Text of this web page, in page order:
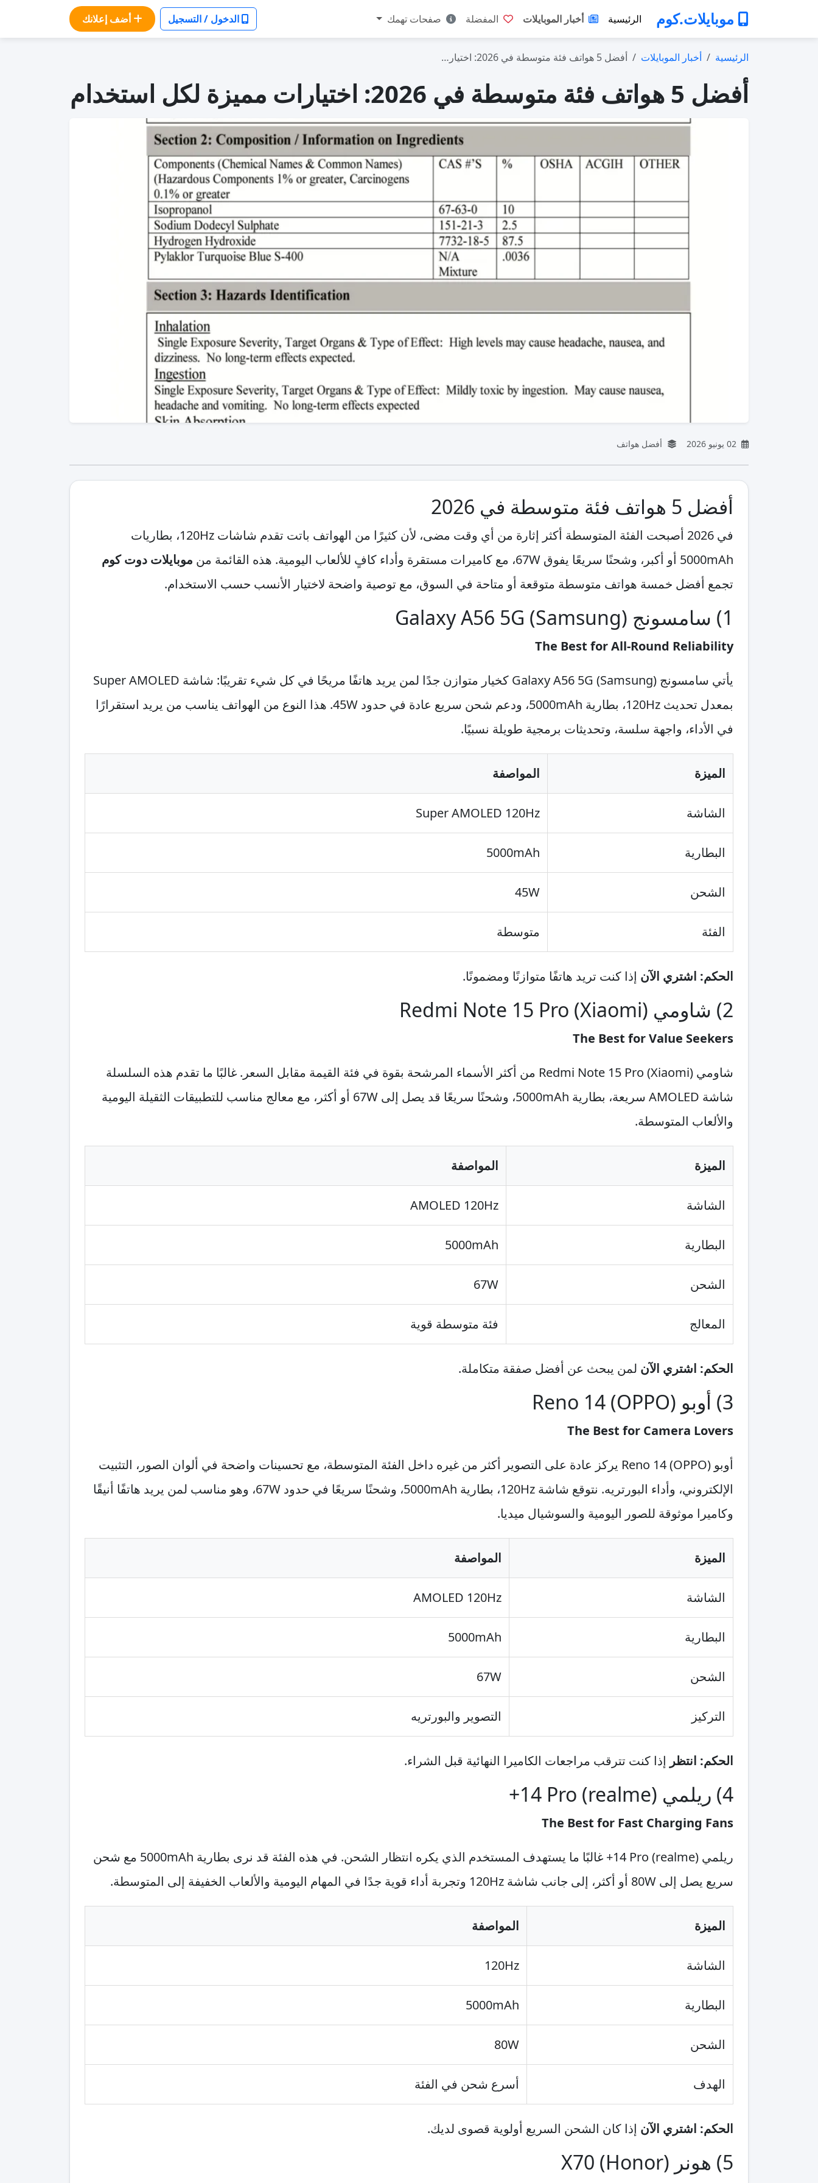
موبايلات.كوم الرئيسية أخبار الموبايلات المفضلة صفحات تهمك الدخول / التسجيل أضف إعلانك
الرئيسية أخبار الموبايلات أفضل 5 هواتف فئة متوسطة في 2026: اختيار…
أفضل 5 هواتف فئة متوسطة في 2026: اختيارات مميزة لكل استخدام
أفضل هواتف
أفضل 5 هواتف فئة متوسطة في 2026
في 2026 أصبحت الفئة المتوسطة أكثر إثارة من أي وقت مضى، لأن كثيرًا من الهواتف باتت تقدم شاشات 120Hz، بطاريات
5000mAh أو أكبر، وشحنًا سريعًا يفوق 67W، مع كاميرات مستقرة وأداء كافٍ للألعاب اليومية. هذه القائمة من
موبايلات دوت كوم
تجمع أفضل خمسة هواتف متوسطة متوقعة أو متاحة في السوق، مع توصية واضحة لاختيار الأنسب حسب الاستخدام.
1) سامسونج (Samsung) Galaxy A56 5G
The Best for All-Round Reliability
يأتي سامسونج (Samsung) Galaxy A56 5G كخيار متوازن جدًا لمن يريد هاتفًا مريحًا في كل شيء تقريبًا: شاشة Super AMOLED
بمعدل تحديث 120Hz، بطارية 5000mAh، ودعم شحن سريع عادة في حدود 45W. هذا النوع من الهواتف يناسب من يريد استقرارًا
في الأداء، واجهة سلسة، وتحديثات برمجية طويلة نسبيًا.
الميزة المواصفة
الشاشة Super AMOLED 120Hz
البطارية 5000mAh
الشحن 45W
الفئة متوسطة
الحكم: اشتري الآن إذا كنت تريد هاتفًا متوازنًا ومضمونًا.
2) شاومي (Xiaomi) Redmi Note 15 Pro
The Best for Value Seekers
شاومي (Xiaomi) Redmi Note 15 Pro من أكثر الأسماء المرشحة بقوة في فئة القيمة مقابل السعر. غالبًا ما تقدم هذه السلسلة
شاشة AMOLED سريعة، بطارية 5000mAh، وشحنًا سريعًا قد يصل إلى 67W أو أكثر، مع معالج مناسب للتطبيقات الثقيلة اليومية
والألعاب المتوسطة.
الميزة المواصفة
الشاشة AMOLED 120Hz
البطارية 5000mAh
الشحن 67W
المعالج فئة متوسطة قوية
الحكم: اشتري الآن لمن يبحث عن أفضل صفقة متكاملة.
3) أوبو (OPPO) Reno 14
The Best for Camera Lovers
أوبو (OPPO) Reno 14 يركز عادة على التصوير أكثر من غيره داخل الفئة المتوسطة، مع تحسينات واضحة في ألوان الصور، التثبيت
الإلكتروني، وأداء البورتريه. نتوقع شاشة 120Hz، بطارية 5000mAh، وشحنًا سريعًا في حدود 67W، وهو مناسب لمن يريد هاتفًا أنيقًا
وكاميرا موثوقة للصور اليومية والسوشيال ميديا.
الميزة المواصفة
الشاشة AMOLED 120Hz
البطارية 5000mAh
الشحن 67W
التركيز التصوير والبورتريه
الحكم: انتظر إذا كنت تترقب مراجعات الكاميرا النهائية قبل الشراء.
4) ريلمي (realme) 14 Pro+
The Best for Fast Charging Fans
ريلمي (realme) 14 Pro+ غالبًا ما يستهدف المستخدم الذي يكره انتظار الشحن. في هذه الفئة قد نرى بطارية 5000mAh مع شحن
سريع يصل إلى 80W أو أكثر، إلى جانب شاشة 120Hz وتجربة أداء قوية جدًا في المهام اليومية والألعاب الخفيفة إلى المتوسطة.
الميزة المواصفة
الشاشة 120Hz
البطارية 5000mAh
الشحن 80W
الهدف أسرع شحن في الفئة
الحكم: اشتري الآن إذا كان الشحن السريع أولوية قصوى لديك.
5) هونر (Honor) X70